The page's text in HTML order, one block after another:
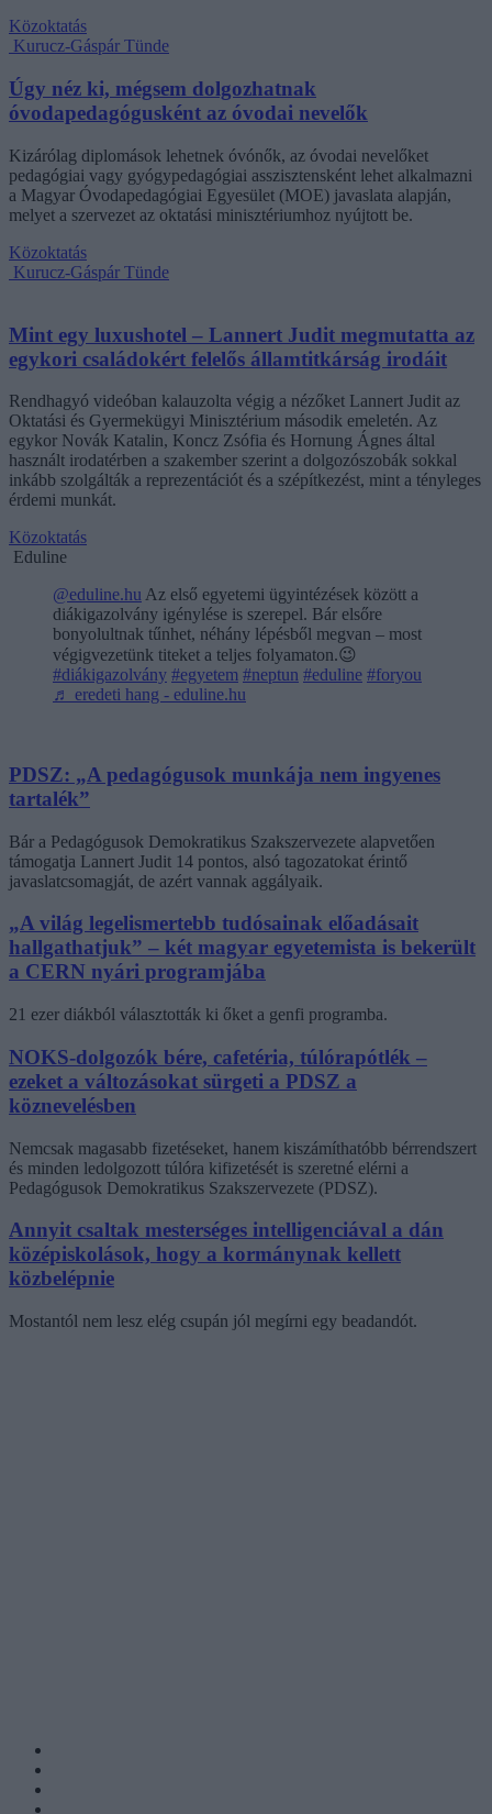
Közoktatás
Kurucz-Gáspár Tünde
Úgy néz ki, mégsem dolgozhatnak
óvodapedagógusként az óvodai nevelők
Kizárólag diplomások lehetnek óvónők, az óvodai nevelőket
pedagógiai vagy gyógypedagógiai asszisztensként lehet alkalmazni
a Magyar Óvodapedagógiai Egyesület (MOE) javaslata alapján,
melyet a szervezet az oktatási minisztériumhoz nyújtott be.
Közoktatás
Kurucz-Gáspár Tünde
Mint egy luxushotel – Lannert Judit megmutatta az
egykori családokért felelős államtitkárság irodáit
Rendhagyó videóban kalauzolta végig a nézőket Lannert Judit az
Oktatási és Gyermekügyi Minisztérium második emeletén. Az
egykor Novák Katalin, Koncz Zsófia és Hornung Ágnes által
használt irodatérben a szakember szerint a dolgozószobák sokkal
inkább szolgálták a reprezentációt és a szépítkezést, mint a tényleges
érdemi munkát.
Közoktatás
Eduline
@eduline.hu Az első egyetemi ügyintézések között a
diákigazolvány igénylése is szerepel. Bár elsőre
bonyolultnak tűnhet, néhány lépésből megvan – most
végigvezetünk titeket a teljes folyamaton.😉
#diákigazolvány #egyetem #neptun #eduline #foryou
♬ eredeti hang - eduline.hu
PDSZ: „A pedagógusok munkája nem ingyenes
tartalék”
Bár a Pedagógusok Demokratikus Szakszervezete alapvetően
támogatja Lannert Judit 14 pontos, alsó tagozatokat érintő
javaslatcsomagját, de azért vannak aggályaik.
„A világ legelismertebb tudósainak előadásait
hallgathatjuk” – két magyar egyetemista is bekerült
a CERN nyári programjába
21 ezer diákból választották ki őket a genfi programba.
NOKS-dolgozók bére, cafetéria, túlórapótlék –
ezeket a változásokat sürgeti a PDSZ a
köznevelésben
Nemcsak magasabb fizetéseket, hanem kiszámíthatóbb bérrendszert
és minden ledolgozott túlóra kifizetését is szeretné elérni a
Pedagógusok Demokratikus Szakszervezete (PDSZ).
Annyit csaltak mesterséges intelligenciával a dán
középiskolások, hogy a kormánynak kellett
közbelépnie
Mostantól nem lesz elég csupán jól megírni egy beadandót.